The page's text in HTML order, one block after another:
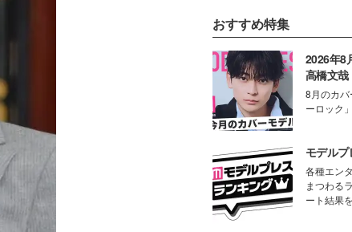
おすすめ特集
2026年8
高橋文哉
8月のカ
ーロック
モデル
各種エン
まつわる
ート結果